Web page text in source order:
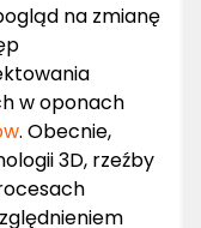
na zmianę
w oponach
. Obecnie,
3D, rzeźby